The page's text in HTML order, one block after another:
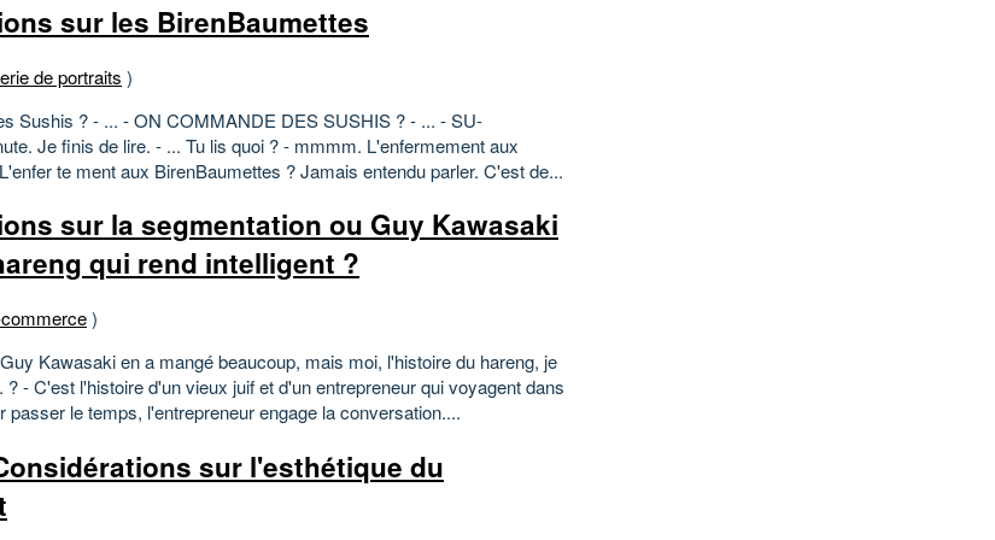
sur les BirenBaumettes
de portraits )
Sushis ? - ... - ON COMMANDE DES SUSHIS ? - ... - SU-
Je finis de lire. - ... Tu lis quoi ? - mmmm. L'enfermement aux
te ment aux BirenBaumettes ? Jamais entendu parler. C'est de...
sur la segmentation ou Guy Kawasaki
qui rend intelligent ?
)
Kawasaki en a mangé beaucoup, mais moi, l'histoire du hareng, je
? - C'est l'histoire d'un vieux juif et d'un entrepreneur qui voyagent dans
passer le temps, l'entrepreneur engage la conversation....
sur l'esthétique du